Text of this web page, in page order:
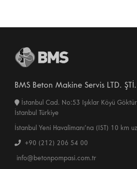
BMS Beton Makine Servis LTD. ŞTİ.
İstanbul Cad. No:53 Işıklar Köyü
İstanbul Türkiye
İstanbul Yeni Havalimanı’na (IST) 10 km
+90 (212) 206 54 00
info@betonpompasi.com.tr